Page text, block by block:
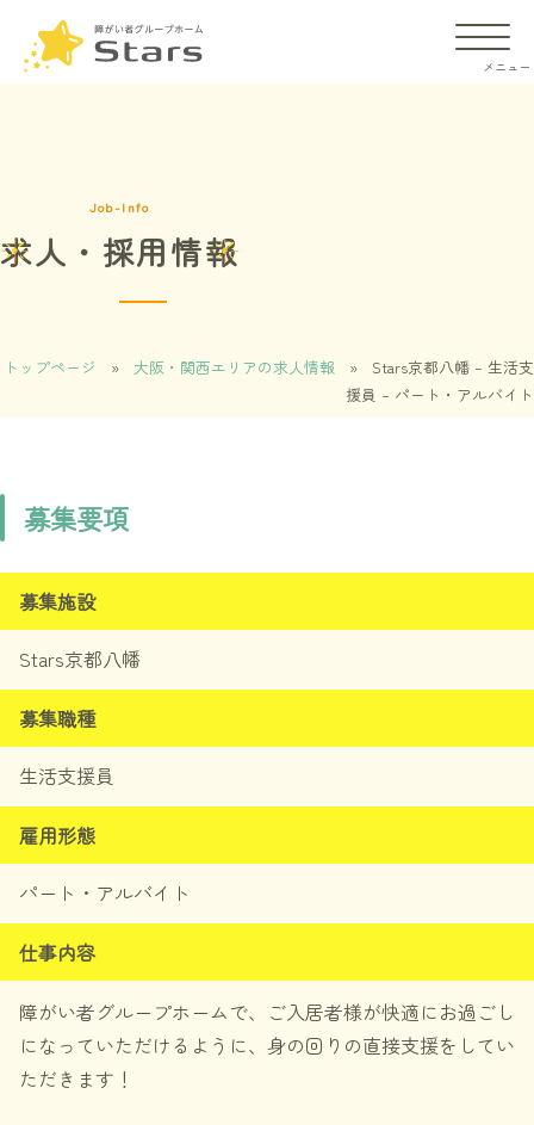
ご入居までの流れ
会社概要
メッセージ
役員紹介
求人・採用情報
大阪・関西エリアでの募集
関東エリアでの募集
九州エリアでの募集
Job-Info
求人・採用情報
トップページ » 大阪・関西エリアの求人情報 »
Stars京都八幡 – 生活支
援員 – パート・アルバイト
募集要項
募集施設
Stars京都八幡
募集職種
生活支援員
雇用形態
パート・アルバイト
仕事内容
障がい者グループホームで、ご入居者様が快適にお過ごし
になっていただけるように、身の回りの直接支援をしてい
ただきます！